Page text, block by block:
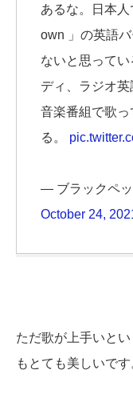
あるな。日本
own 」の英語
ないと思って
ディ、ラジオ
音楽番組で歌
る。
— ブラックペ
October 24,
ただ歌が上手いと
もとても美しいです